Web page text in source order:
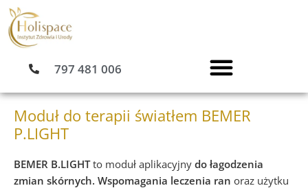
Przejdź
do
treści
797 481 006
Moduł do terapii światłem BEMER
P.LIGHT
BEMER B.LIGHTto moduł aplikacyjny do łagodzenia
zmian skórnych. Wspomagania leczenia ran oraz użytku